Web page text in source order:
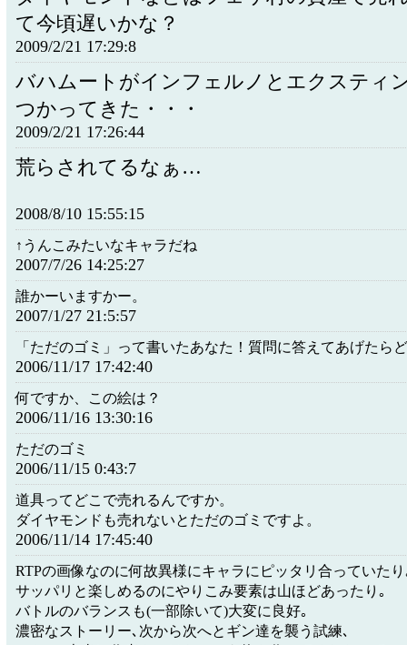
て今頃遅いかな？
2009/2/21 17:29:8
バハムートがインフェルノとエクスティ
つかってきた・・・
2009/2/21 17:26:44
荒らされてるなぁ…
2008/8/10 15:55:15
↑うんこみたいなキャラだね
2007/7/26 14:25:27
誰かーいますかー。
2007/1/27 21:5:57
「ただのゴミ」って書いたあなた！質問に答えてあげたら
2006/11/17 17:42:40
何ですか、この絵は？
2006/11/16 13:30:16
ただのゴミ
2006/11/15 0:43:7
道具ってどこで売れるんですか。
ダイヤモンドも売れないとただのゴミですよ。
2006/11/14 17:45:40
RTPの画像なのに何故異様にキャラにピッタリ合っていた
サッパリと楽しめるのにやりこみ要素は山ほどあったり｡
バトルのバランスも(一部除いて)大変に良好｡
濃密なストーリー､次から次へとギン達を襲う試練､